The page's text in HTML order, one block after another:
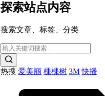
探索站点内容
搜索文章、标签、分类
热搜 爱美丽 棵棵树 3M 快播